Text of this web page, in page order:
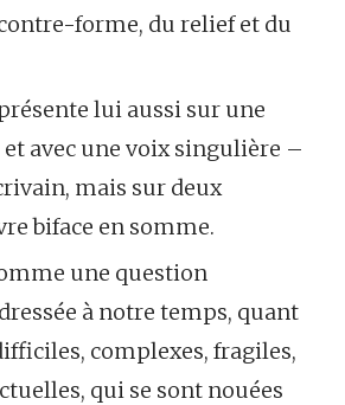
forme, du relief et du
lui aussi sur une
avec une voix singulière –
mais sur deux
biface en somme.
une question
à notre temps, quant
complexes, fragiles,
qui se sont nouées